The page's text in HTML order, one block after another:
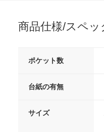
商品仕様/スペッ
ポケット数
台紙の有無
サイズ